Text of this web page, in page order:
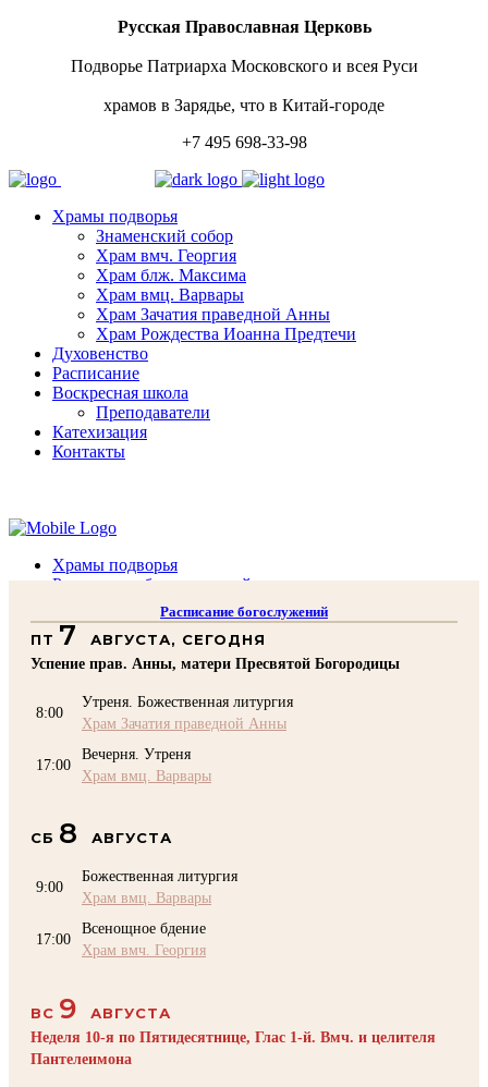
Русская Православная Церковь
Подворье Патриарха Московского и всея Руси
храмов в Зарядье, что в Китай-городе
+7 495 698-33-98
Храмы подворья
Знаменский собор
Храм вмч. Георгия
Храм блж. Максима
Храм вмц. Варвары
Храм Зачатия праведной Анны
Храм Рождества Иоанна Предтечи
Духовенство
Расписание
Воскресная школа
Преподаватели
Катехизация
Контакты
Храмы подворья
Расписание богослужений
Воскресная школа
Преподаватели Воскресной школы
Катехизация
Помочь Подворью
Расписание богослужений
ПТ 7 АВГУСТА, СЕГОДНЯ
Успение прав. Анны, матери Пресвятой Богородицы
8:00
Утреня. Божественная литургия
Храм Зачатия праведной Анны
17:00
Вечерня. Утреня
Храм вмц. Варвары
СБ 8 АВГУСТА
9:00
Божественная литургия
Храм вмц. Варвары
17:00
Всенощное бдение
Храм вмч. Георгия
ВС 9
АВГУСТА
Неделя 10-я по Пятидесятнице, Глас 1-й. Вмч. и целителя
Пантелеимона